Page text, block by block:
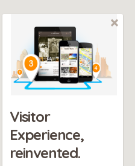
Visitor
Experience,
reinvented.